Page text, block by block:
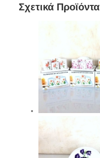
Σχετικά Προϊόντα